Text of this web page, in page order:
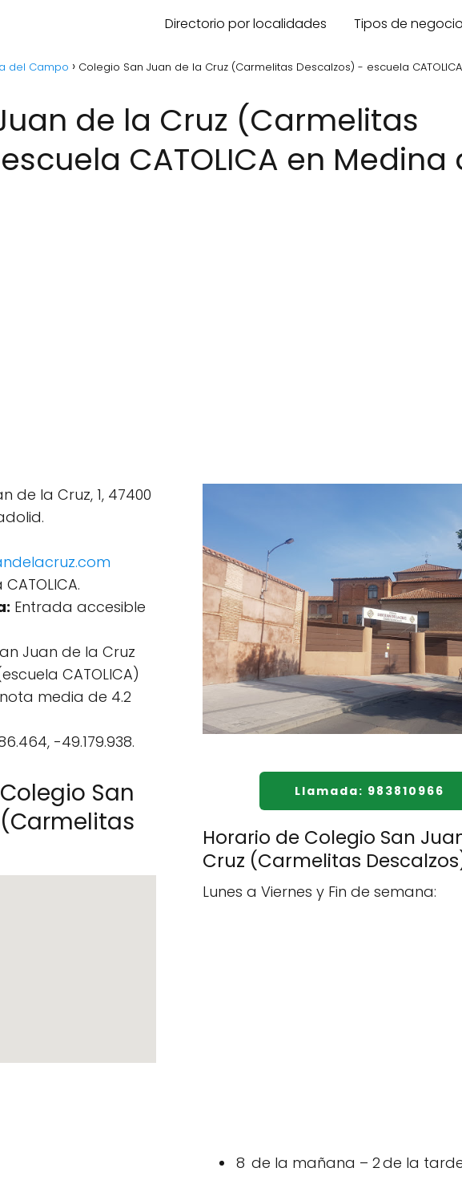
Directorio por localidades Tipos de
del Campo
Colegio San Juan de la Cruz (Carmelitas Descalzos) - escuela
CATOLICA en Medina
de la Cruz, 1, 47400
Entrada accesible
Juan de la Cruz
CATOLICA)
media de 4.2
-49.179.938.
San
Llamada: 983810966
Horario de Colegio San
Cruz (Carmelitas
Lunes a Viernes y Fin de semana:
8 de la mañana – 2 de la